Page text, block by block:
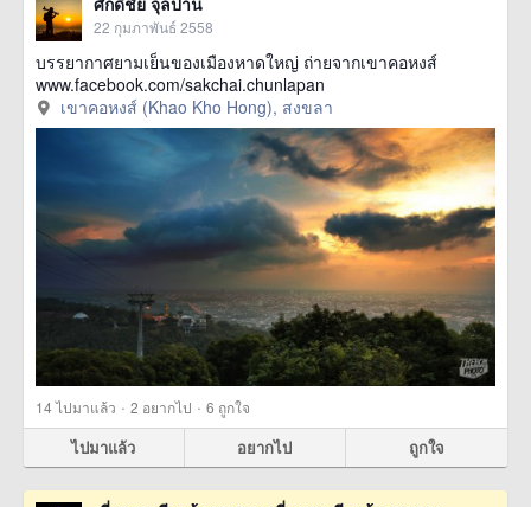
22 กุมภาพันธ์ 2558
บรรยากาศยามเย็นของเมืองหาดใหญ่ ถ่ายจากเขาคอหงส์
www.facebook.com/sakchai.chunlapan
เขาคอหงส์ (Khao Kho Hong), สงขลา
14ไปมาแล้ว · 2 อยากไป · 6 ถูกใจ
ไปมาแล้ว อยากไป ถูกใจ